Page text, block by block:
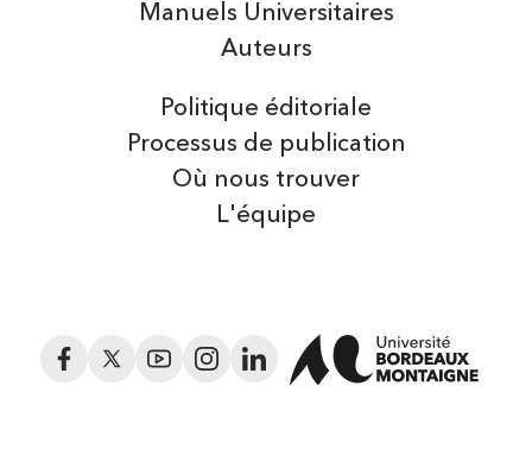
Auteurs
Manuels Universitaires
Politique éditoriale
Processus de publication
Où nous trouver
L'équipe
Facebook
Twitter YouTubeInstagramLinkedIn